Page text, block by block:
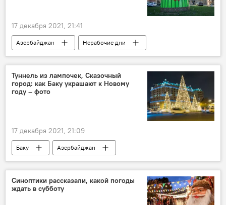
17 декабря 2021, 21:41
Азербайджан
Нерабочие дни
Новый год 2022
Туннель из лампочек, Сказочный
город: как Баку украшают к Новому
году – фото
17 декабря 2021, 21:09
Баку
Азербайджан
Новый год 2022
Туннель
Синоптики рассказали, какой погоды
ждать в субботу